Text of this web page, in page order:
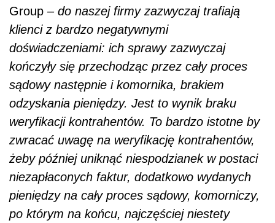
Group – do naszej firmy zazwyczaj trafiają
klienci z bardzo negatywnymi
doświadczeniami: ich sprawy zazwyczaj
kończyły się przechodząc przez cały proces
sądowy następnie i komornika, brakiem
odzyskania pieniędzy. Jest to wynik braku
weryfikacji kontrahentów. To bardzo istotne by
zwracać uwagę na weryfikację kontrahentów,
żeby później uniknąć niespodzianek w postaci
niezapłaconych faktur, dodatkowo wydanych
pieniędzy na cały proces sądowy, komorniczy,
po którym na końcu, najczęściej niestety